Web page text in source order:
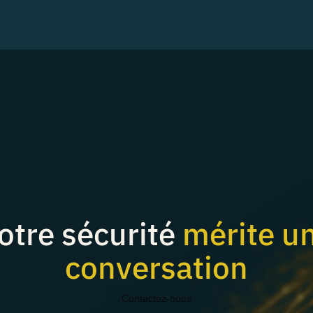
sécurité mérite
conversation
Contactez-nous